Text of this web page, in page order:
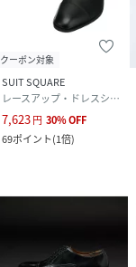
クーポン対象
SUIT SQUARE
レースアップ・ドレスシューズ
7,623円 30%OFF
69ポイント(1倍)